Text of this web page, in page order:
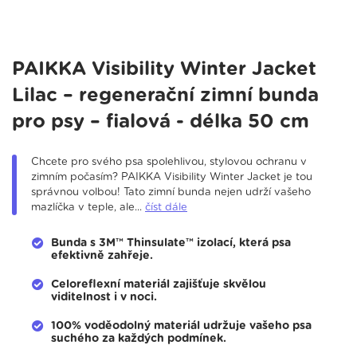
PAIKKA Visibility Winter Jacket
Lilac – regenerační zimní bunda
pro psy – fialová - délka 50 cm
Chcete pro svého psa spolehlivou, stylovou ochranu v
zimním počasím? PAIKKA Visibility Winter Jacket je tou
správnou volbou! Tato zimní bunda nejen udrží vašeho
mazlíčka v teple, ale... číst dále
Bunda s 3M™ Thinsulate™ izolací, která psa
efektivně zahřeje.
Celoreflexní materiál zajišťuje skvělou
viditelnost i v noci.
100% voděodolný materiál udržuje vašeho psa
suchého za každých podmínek.